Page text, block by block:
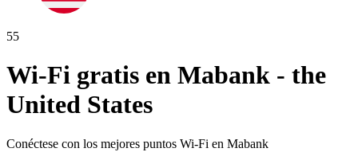
55
Wi-Fi gratis en Mabank - the
United States
Conéctese con los mejores puntos Wi-Fi en Mabank